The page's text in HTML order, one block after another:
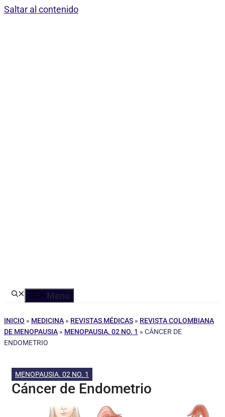
Saltar al contenido
Menú
INICIO » MEDICINA » REVISTAS MÉDICAS » REVISTA COLOMBIANA
DE MENOPAUSIA » MENOPAUSIA. 02 NO. 1 » CÁNCER DE
ENDOMETRIO
MENOPAUSIA. 02 NO. 1
Cáncer de Endometrio